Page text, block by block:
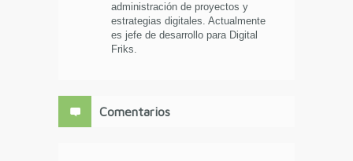
administración de proyectos y
estrategias digitales. Actualmente
es jefe de desarrollo para Digital
Friks.
Comentarios